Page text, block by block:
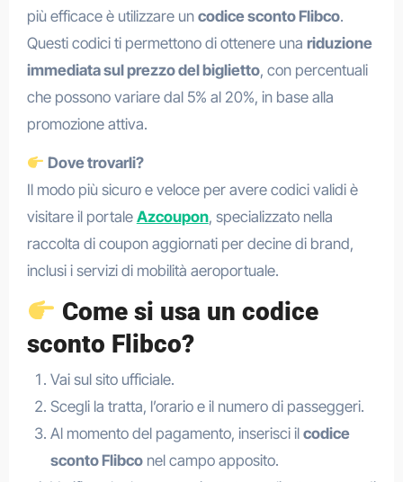
più efficace è utilizzare un codice sconto Flibco.
Questi codici ti permettono di ottenere una riduzione
immediata sul prezzo del biglietto, con percentuali
che possono variare dal 5% al 20%, in base alla
promozione attiva.
Dove trovarli?
Il modo più sicuro e veloce per avere codici validi è
visitare il portale Azcoupon, specializzato nella
raccolta di coupon aggiornati per decine di brand,
inclusi i servizi di mobilità aeroportuale.
Come si usa un codice
sconto Flibco?
Vai sul sito ufficiale.
Scegli la tratta, l’orario e il numero di passeggeri.
Al momento del pagamento, inserisci il codice
sconto Flibconel campo apposito.